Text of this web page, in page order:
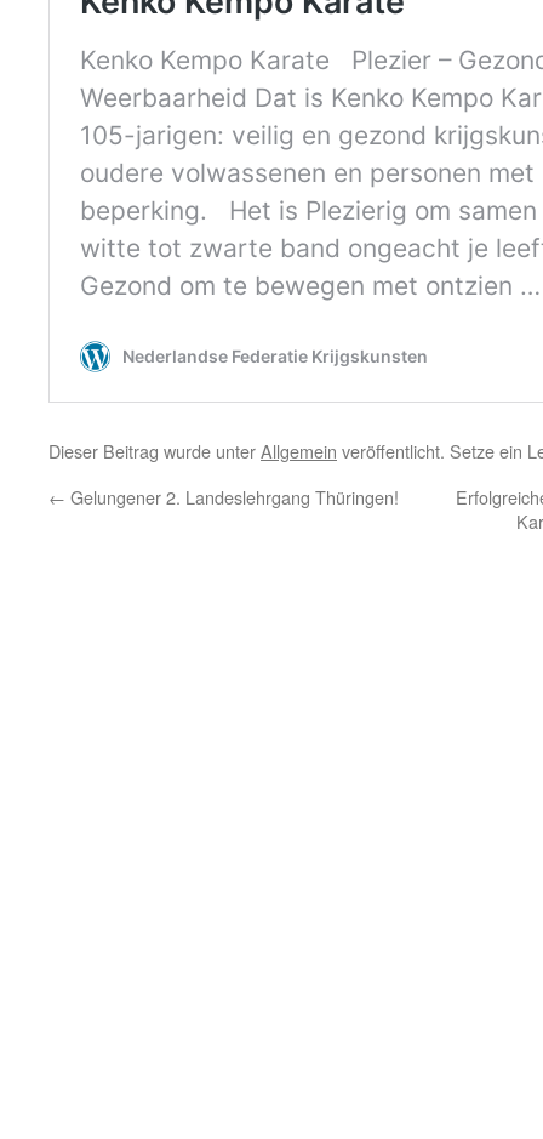
Dieser Beitrag wurde unterAllgemein veröffentlicht. Setze ein
← Gelungener 2. Landeslehrgang Thüringen!